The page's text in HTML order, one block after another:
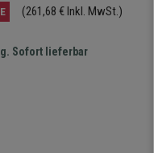
(261,68 € Inkl. MwSt.)
Sofort lieferbar